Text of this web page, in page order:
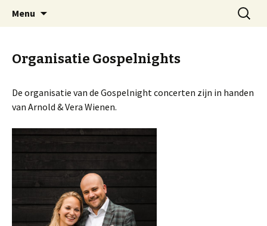
Arnold Wienen
Welkom op mijn website
Menu
Zoeken
naar:
Organisatie Gospelnights
De organisatie van de Gospelnight concerten zijn in handen
van Arnold & Vera Wienen.